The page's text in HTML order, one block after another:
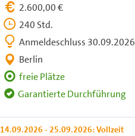
2.600,00 €
240 Std.
Anmeldeschluss 30.09.2026
Berlin
freie Plätze
Garantierte Durchführung
14.09.2026 - 25.09.2026: Vollzeit